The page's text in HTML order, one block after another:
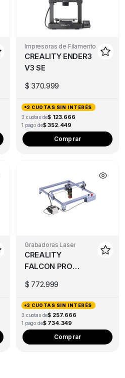
Impresoras de Filamento
CREALITY ENDER3
V3 SE
$ 370.999
3 CUOTAS SIN INTERÉS
3 cuotas de$ 123.666
1 pago de$ 352.449
Comprar
Grabadoras Laser
CREALITY
FALCON PRO
$ 772.999
3 CUOTAS SIN INTERÉS
3 cuotas de$ 257.666
1 pago de$ 734.349
Comprar